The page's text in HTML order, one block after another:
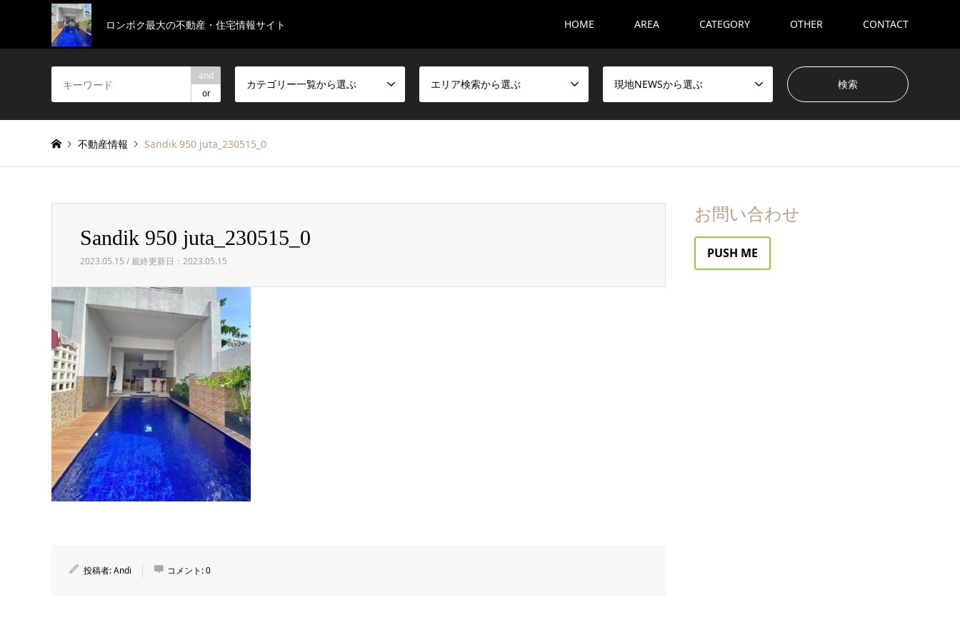
ロンボク最大の不動産・住宅情報サイト HOME AREA CATEGORY OTHER CONTACT
and
or
カテゴリー一覧から選ぶ エリア検索から選ぶ 現地NEWSから選ぶ
不動産情報 Sandik 950 juta_230515_0
Sandik 950 juta_230515_0
2023.05.15 / 最終更新日：2023.05.15
投稿者:Andi コメント:0
お問い合わせ
PUSH ME